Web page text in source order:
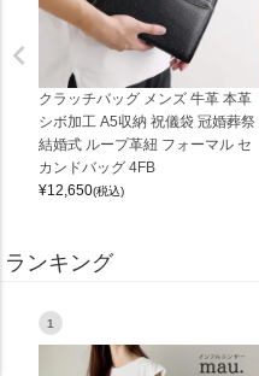
クラッチバッグ メンズ 牛革 本革
シボ加工 A5収納 祝儀袋 冠婚葬祭
結婚式 ループ革紐 フォーマル セ
カンドバッグ 4FB
¥12,650(税込)
ランキング
1